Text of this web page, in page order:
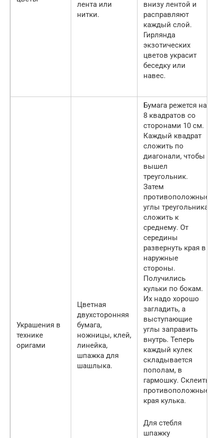
лента или
нитки.
внизу лентой и
расправляют
каждый слой.
Гирлянда
экзотических
цветов украсит
беседку или
навес.
Украшения в
технике
оригами
Цветная
двухсторонняя
бумага,
ножницы, клей,
линейка,
шпажка для
шашлыка.
Бумага режется на
8 квадратов со
сторонами 10 см.
Каждый квадрат
сложить по
диагонали, чтобы
вышел
треугольник.
Затем
противоположные
углы треугольника
сложить к
среднему. От
середины
развернуть края в
наружные
стороны.
Получились
кульки по бокам.
Их надо хорошо
загладить, а
выступающие
углы заправить
внутрь. Теперь
каждый кулек
складывается
пополам, в
гармошку. Склеить
противоположные
края кулька.
Для стебля
шпажку